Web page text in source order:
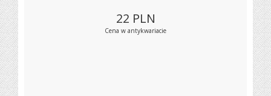
22 PLN
Cena w antykwariacie